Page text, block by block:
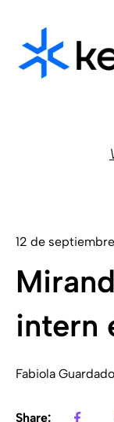
12 de
intern
Fabiola Guardado
Share: